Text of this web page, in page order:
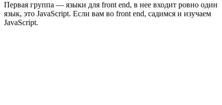
Первая группа — языки для front end, в нее входит ровно один
язык, это JavaScript. Если вам во front end, садимся и изучаем
JavaScript.